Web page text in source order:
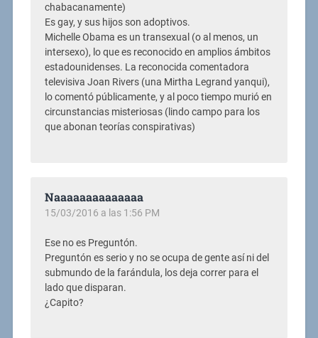
chabacanamente)
Es gay, y sus hijos son adoptivos.
Michelle Obama es un transexual (o al menos, un
intersexo), lo que es reconocido en amplios ámbitos
estadounidenses. La reconocida comentadora
televisiva Joan Rivers (una Mirtha Legrand yanqui),
lo comentó públicamente, y al poco tiempo murió en
circunstancias misteriosas (lindo campo para los
que abonan teorías conspirativas)
Naaaaaaaaaaaaaa
15/03/2016 a las 1:56 PM
Ese no es Preguntón.
Preguntón es serio y no se ocupa de gente así ni del
submundo de la farándula, los deja correr para el
lado que disparan.
¿Capito?